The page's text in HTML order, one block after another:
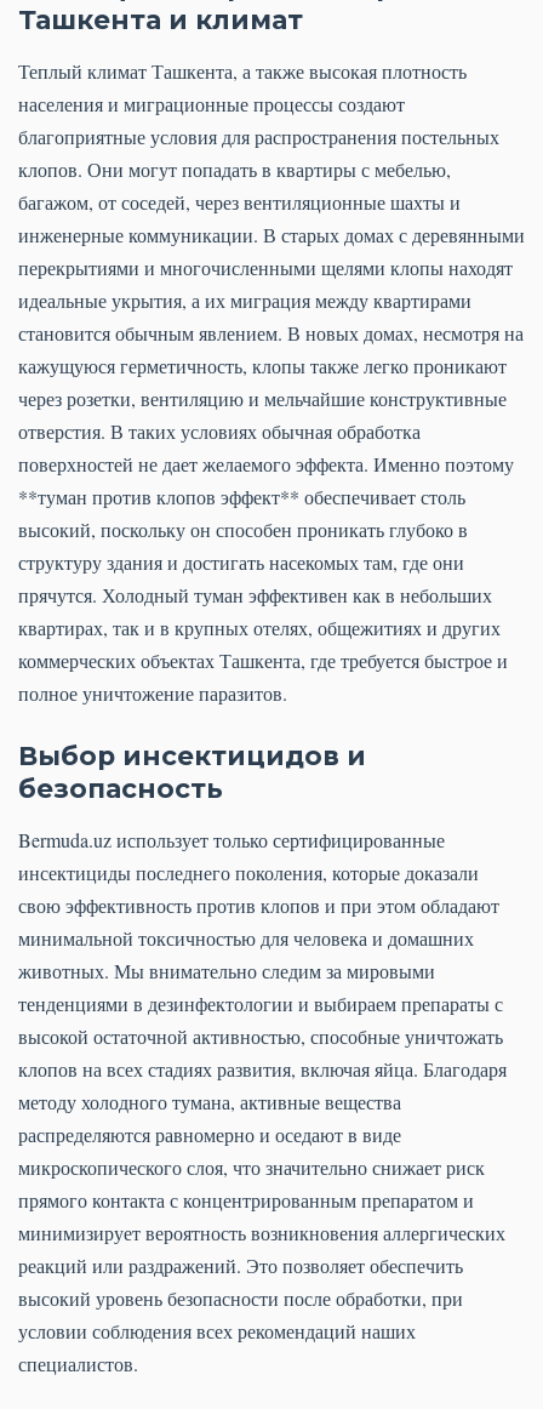
Ташкента и климат
Теплый климат Ташкента, а также высокая плотность
населения и миграционные процессы создают
благоприятные условия для распространения постельных
клопов. Они могут попадать в квартиры с мебелью,
багажом, от соседей, через вентиляционные шахты и
инженерные коммуникации. В старых домах с деревянными
перекрытиями и многочисленными щелями клопы находят
идеальные укрытия, а их миграция между квартирами
становится обычным явлением. В новых домах, несмотря на
кажущуюся герметичность, клопы также легко проникают
через розетки, вентиляцию и мельчайшие конструктивные
отверстия. В таких условиях обычная обработка
поверхностей не дает желаемого эффекта. Именно поэтому
**туман против клопов эффект** обеспечивает столь
высокий, поскольку он способен проникать глубоко в
структуру здания и достигать насекомых там, где они
прячутся. Холодный туман эффективен как в небольших
квартирах, так и в крупных отелях, общежитиях и других
коммерческих объектах Ташкента, где требуется быстрое и
полное уничтожение паразитов.
Выбор инсектицидов и
безопасность
Bermuda.uz использует только сертифицированные
инсектициды последнего поколения, которые доказали
свою эффективность против клопов и при этом обладают
минимальной токсичностью для человека и домашних
животных. Мы внимательно следим за мировыми
тенденциями в дезинфектологии и выбираем препараты с
высокой остаточной активностью, способные уничтожать
клопов на всех стадиях развития, включая яйца. Благодаря
методу холодного тумана, активные вещества
распределяются равномерно и оседают в виде
микроскопического слоя, что значительно снижает риск
прямого контакта с концентрированным препаратом и
минимизирует вероятность возникновения аллергических
реакций или раздражений. Это позволяет обеспечить
высокий уровень безопасности после обработки, при
условии соблюдения всех рекомендаций наших
специалистов.